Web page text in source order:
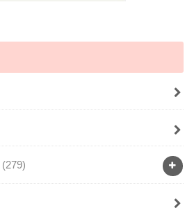
(279)